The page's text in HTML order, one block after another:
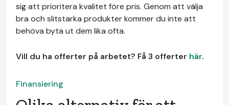
sig att prioritera kvalitet före pris. Genom att välja
bra och slitstarka produkter kommer du inte att
behöva byta ut dem lika ofta.
Vill du ha offerter på arbetet? Få 3 offerter här.
Finansiering